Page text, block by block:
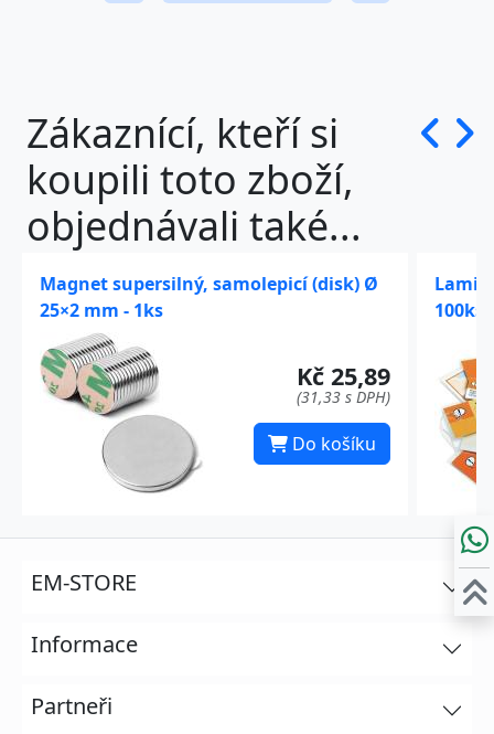
Zákaznící, kteří si
koupili toto zboží,
objednávali také...
Magnet supersilný, samolepicí (disk) Ø
25×2 mm - 1ks
Kč 25,89
(31,33 s DPH)
Do košíku
EM-STORE
Informace
Partneři